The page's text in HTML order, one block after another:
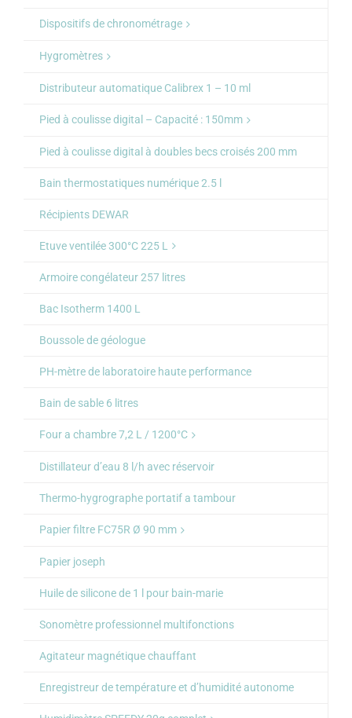
Dispositifs de chronométrage
Hygromètres
Distributeur automatique Calibrex 1 – 10 ml
Pied à coulisse digital – Capacité : 150mm
Pied à coulisse digital à doubles becs croisés 200 mm
Bain thermostatiques numérique 2.5 l
Récipients DEWAR
Etuve ventilée 300°C 225 L
Armoire congélateur 257 litres
Bac Isotherm 1400 L
Boussole de géologue
PH-mètre de laboratoire haute performance
Bain de sable 6 litres
Four a chambre 7,2 L / 1200°C
Distillateur d’eau 8 l/h avec réservoir
Thermo-hygrographe portatif a tambour
Papier filtre FC75R Ø 90 mm
Papier joseph
Huile de silicone de 1 l pour bain-marie
Sonomètre professionnel multifonctions
Agitateur magnétique chauffant
Enregistreur de température et d’humidité autonome